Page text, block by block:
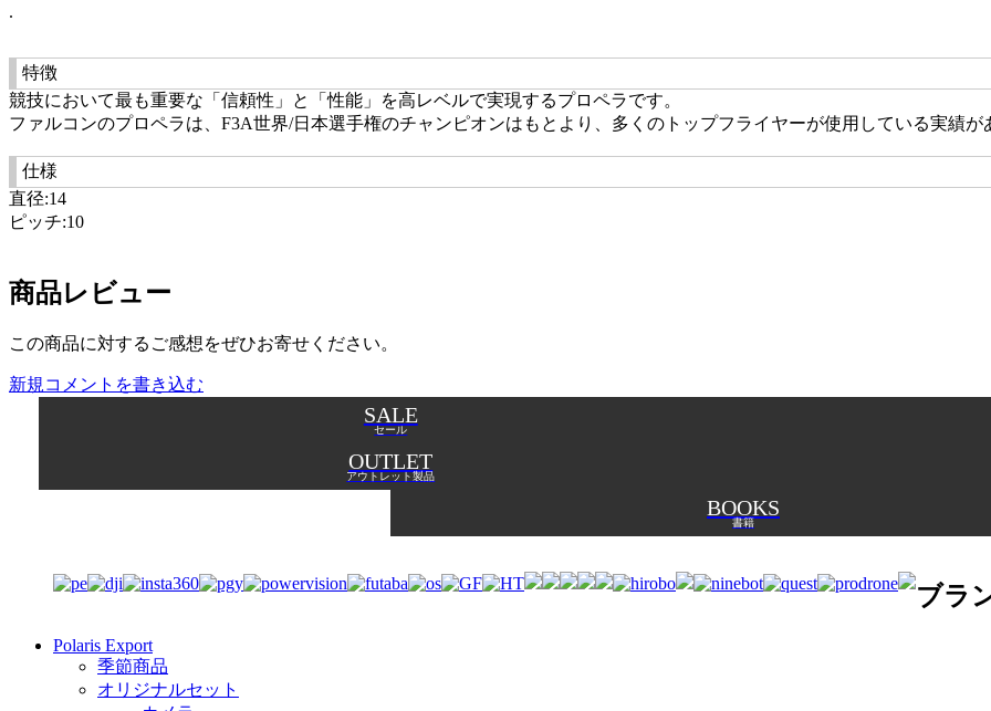
.
特徴
競技において最も重要な「信頼性」と「性能」を高レベルで実現するプロペラです。
ファルコンのプロペラは、F3A世界/日本選手権のチャンピオンはもとより、多くのトップフライヤーが使用している実績が
仕様
直径:14
ピッチ:10
商品レビュー
この商品に対するご感想をぜひお寄せください。
新規コメントを書き込む
SALE
セール
OUTLET
アウトレット製品
BOOKS
書籍
ブラ
Polaris Export
季節商品
オリジナルセット